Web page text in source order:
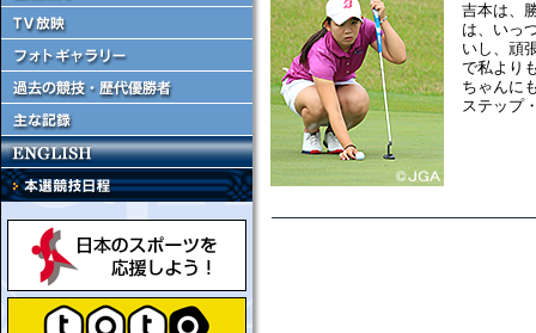
吉本は、
は、いっ
いし、頑
で私より
ちゃんに
ステップ